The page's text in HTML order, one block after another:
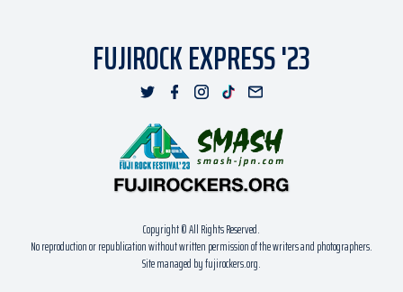
FUJIROCK EXPRESS '23
Copyright © All Rights Reserved.
No reproduction or republication without written permission of the writers and photographers.
Site managed by fujirockers.org.